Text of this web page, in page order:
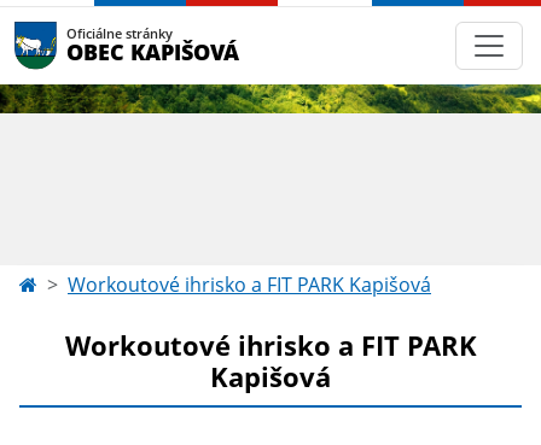
Oficiálne stránky
OBEC KAPIŠOVÁ
Workoutové ihrisko a FIT PARK Kapišová
Workoutové ihrisko a FIT PARK
Kapišová